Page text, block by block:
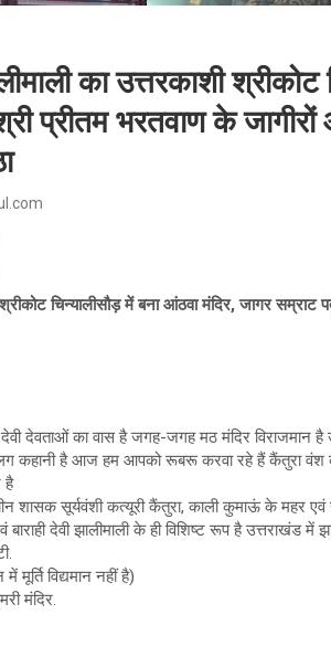
का उत्तरकाशी श्रीकोट
प्रीतम भरतवाण के
चिन्यालीसौड़ में बना आंठवा मंदिर, जागर सम्राट
देवताओं का वास है जगह-जगह मठ मंदिर विराजमान है
है आज हम आपको रूबरू करवा रहे हैं कैंतुरा वंश की
है
शासक सूर्यवंशी कत्यूरी कैंतुरा, काली कुमाऊं के महर एवं
देवी झालीमाली के ही विशिष्ट रूप है उत्तराखंड
मूर्ति विद्यमान नहीं है)
मंदिर.